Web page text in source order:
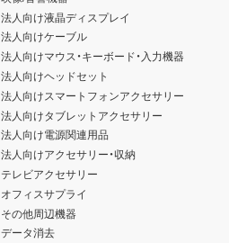
法人向け液晶ディスプレイ
法人向けケーブル
法人向けマウス・キーボード・入力機器
法人向けヘッドセット
法人向けスマートフォンアクセサリー
法人向けタブレットアクセサリー
法人向け電源関連用品
法人向けアクセサリー・収納
テレビアクセサリー
オフィスサプライ
その他周辺機器
データ消去